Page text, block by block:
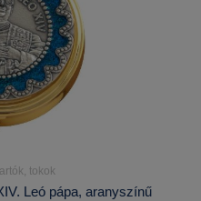
tokok
Leó pápa, aranyszínű